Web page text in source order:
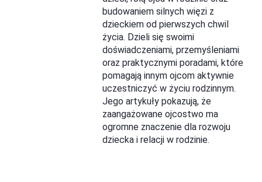
budowaniem silnych więzi z
dzieckiem od pierwszych chwil
życia. Dzieli się swoimi
doświadczeniami, przemyśleniami
oraz praktycznymi poradami, które
pomagają innym ojcom aktywnie
uczestniczyć w życiu rodzinnym.
Jego artykuły pokazują, że
zaangażowane ojcostwo ma
ogromne znaczenie dla rozwoju
dziecka i relacji w rodzinie.